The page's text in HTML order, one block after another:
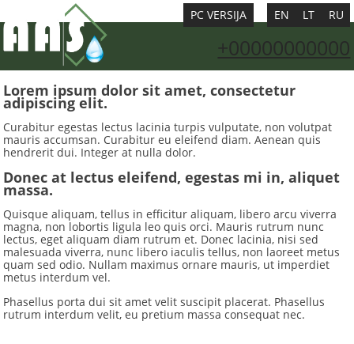
PC VERSIJA EN LT RU
+00000000000
Lorem ipsum dolor sit amet, consectetur
adipiscing elit.
Curabitur egestas lectus lacinia turpis vulputate, non volutpat
mauris accumsan. Curabitur eu eleifend diam. Aenean quis
hendrerit dui. Integer at nulla dolor.
Donec at lectus eleifend, egestas mi in, aliquet
massa.
Quisque aliquam, tellus in efficitur aliquam, libero arcu viverra
magna, non lobortis ligula leo quis orci. Mauris rutrum nunc
lectus, eget aliquam diam rutrum et. Donec lacinia, nisi sed
malesuada viverra, nunc libero iaculis tellus, non laoreet metus
quam sed odio. Nullam maximus ornare mauris, ut imperdiet
metus interdum vel.
Phasellus porta dui sit amet velit suscipit placerat. Phasellus
rutrum interdum velit, eu pretium massa consequat nec.